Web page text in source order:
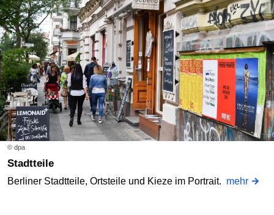
© dpa
Stadtteile
Berliner Stadtteile, Ortsteile und Kieze im Portrait. mehr